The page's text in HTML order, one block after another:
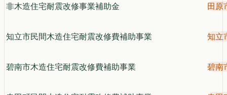
非木造住宅耐震改修事業補助金 田原
知立市民間木造住宅耐震改修費補助事業 知立
碧南市木造住宅耐震改修費補助事業 碧南